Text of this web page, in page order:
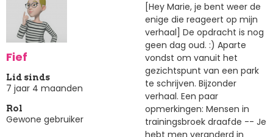
Fief
Lid sinds
7 jaar 4 maanden
Rol
Gewone gebruiker
[Hey Marie, je bent weer de
enige die reageert op mijn
verhaal] De opdracht is nog
geen dag oud. :) Aparte
vondst om vanuit het
gezichtspunt van een park
te schrijven. Bijzonder
verhaal. Een paar
opmerkingen: Mensen in
trainingsbroek draafde -- Je